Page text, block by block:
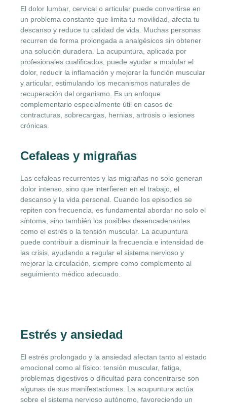
El dolor lumbar, cervical o articular puede convertirse en
un problema constante que limita tu movilidad, afecta tu
descanso y reduce tu calidad de vida. Muchas personas
recurren de forma prolongada a analgésicos sin obtener
una solución duradera. La acupuntura, aplicada por
profesionales cualificados, puede ayudar a modular el
dolor, reducir la inflamación y mejorar la función muscular
y articular, estimulando los mecanismos naturales de
recuperación del organismo. Es un enfoque
complementario especialmente útil en casos de
contracturas, sobrecargas, hernias, artrosis o lesiones
crónicas.
Cefaleas y migrañas
Las cefaleas recurrentes y las migrañas no solo generan
dolor intenso, sino que interfieren en el trabajo, el
descanso y la vida personal. Cuando los episodios se
repiten con frecuencia, es fundamental abordar no solo el
síntoma, sino también los posibles desencadenantes
como el estrés o la tensión muscular. La acupuntura
puede contribuir a disminuir la frecuencia e intensidad de
las crisis, ayudando a regular el sistema nervioso y
mejorar la circulación, siempre como complemento al
seguimiento médico adecuado.
Estrés y ansiedad
El estrés prolongado y la ansiedad afectan tanto al estado
emocional como al físico: tensión muscular, fatiga,
problemas digestivos o dificultad para concentrarse son
algunas de sus manifestaciones. La acupuntura actúa
sobre el sistema nervioso autónomo, favoreciendo un